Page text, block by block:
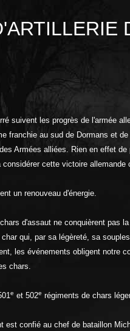
suivent les progrès de l'armée
franchie au sud de Dormans et de
Armées alliées. Rien en effet
cette victoire
un renouveau d'énergie.
d'assaut ne conquièrent
qui, par sa légèreté, sa
les événements obligent
chars.
e et 502e régiments de chars
est confié au chef de bataillon